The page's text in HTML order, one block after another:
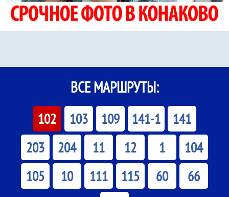
ВСЕ МАРШРУТЫ:
102 103 109 141-1
141
203
204 11 12 1
104
105
10 111 115 60
66